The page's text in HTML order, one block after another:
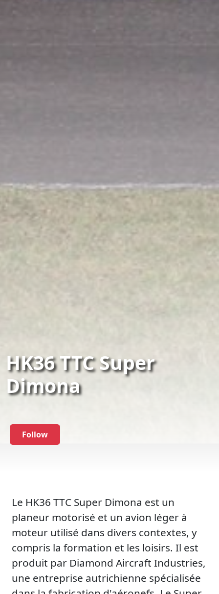
HK36 TTC Super
Dimona
Follow
Le HK36 TTC Super Dimona est un
planeur motorisé et un avion léger à
moteur utilisé dans divers contextes, y
compris la formation et les loisirs. Il est
produit par Diamond Aircraft Industries,
une entreprise autrichienne spécialisée